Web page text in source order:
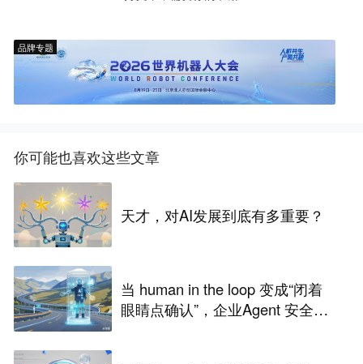
品牌专题
你可能也喜欢这些文章
天才，对AI发展到底有多重要？
当 human in the loop 变成“闭着
眼睛点确认”，企业Agent 安全还